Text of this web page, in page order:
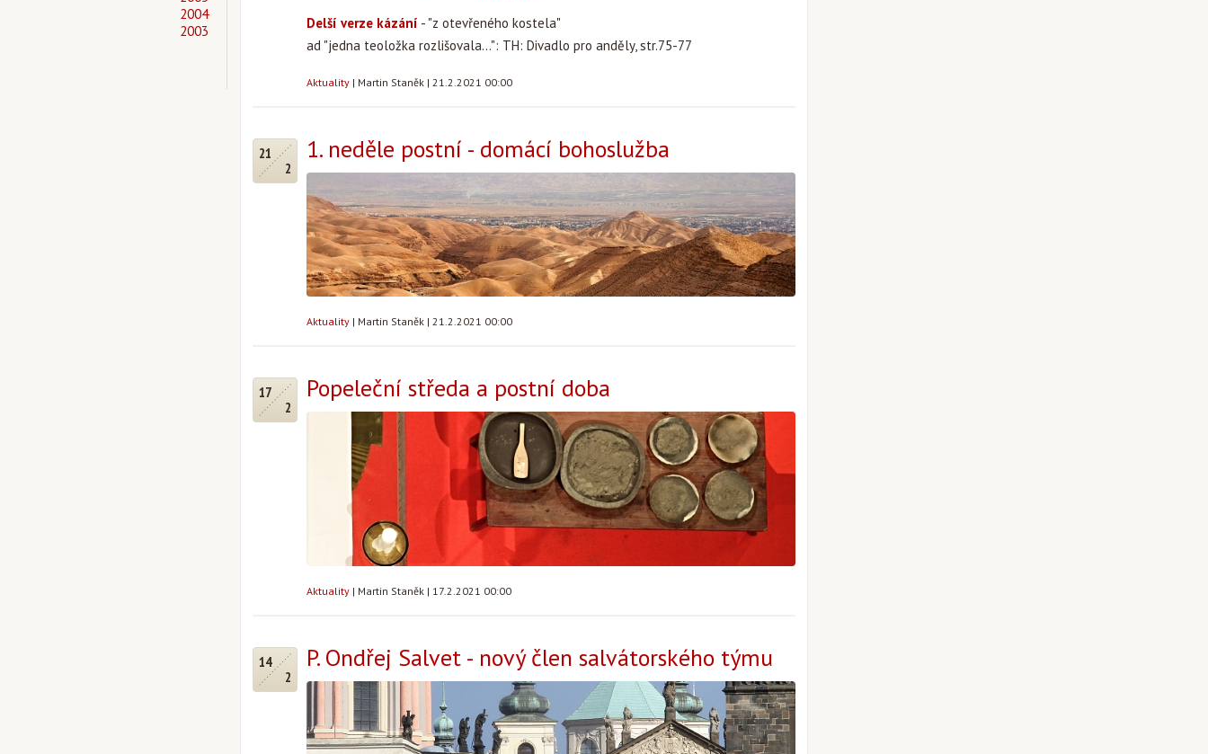
2004
2003
Delší verze kázání - "z otevřeného kostela"
ad "jedna teoložka rozlišovala...": TH: Divadlo pro anděly, str.75-77
Aktuality | Martin Staněk | 21.2.2021 00:00
21
2
1. neděle postní - domácí bohoslužba
Aktuality | Martin Staněk | 21.2.2021 00:00
17
2
Popeleční středa a postní doba
Aktuality | Martin Staněk | 17.2.2021 00:00
14
2
P. Ondřej Salvet - nový člen salvátorského týmu